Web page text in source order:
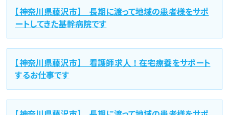
【神奈川県藤沢市】 長期に渡って地域の患者様をサポ
ートしてきた基幹病院です
【神奈川県藤沢市】 看護師求人！在宅療養をサポート
するお仕事です